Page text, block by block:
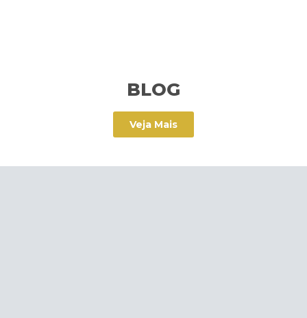
BLOG
Veja Mais